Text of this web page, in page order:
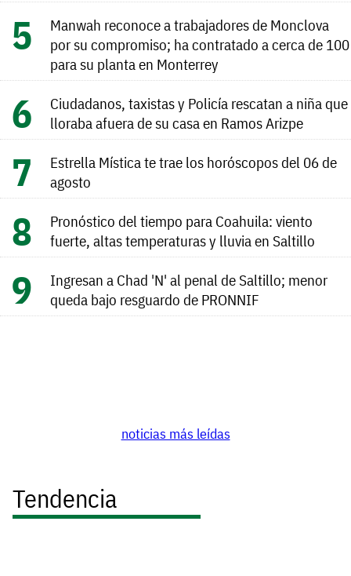
Manwah reconoce a trabajadores de Monclova
por su compromiso; ha contratado a cerca de 100
para su planta en Monterrey
Ciudadanos, taxistas y Policía rescatan a niña que
lloraba afuera de su casa en Ramos Arizpe
Estrella Mística te trae los horóscopos del 06 de
agosto
Pronóstico del tiempo para Coahuila: viento
fuerte, altas temperaturas y lluvia en Saltillo
Ingresan a Chad 'N' al penal de Saltillo; menor
queda bajo resguardo de PRONNIF
noticias más leídas
Tendencia